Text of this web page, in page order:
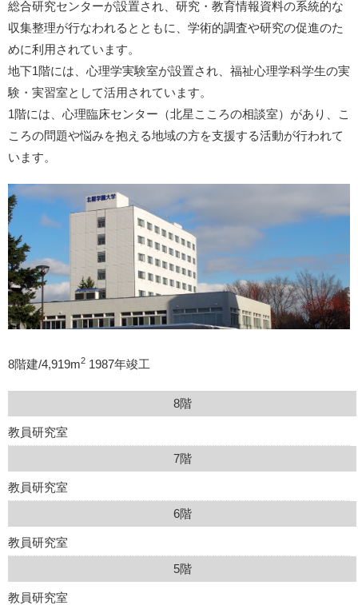
総合研究センターが設置され、研究・教育情報資料の系統的な
収集整理が行なわれるとともに、学術的調査や研究の促進のた
めに利用されています。
地下1階には、心理学実験室が設置され、福祉心理学科学生の実
験・実習室として活用されています。
1階には、心理臨床センター（北星こころの相談室）があり、こ
ころの問題や悩みを抱える地域の方を支援する活動が行われて
います。
8階建/4,919m2 1987年竣工
8階
教員研究室
7階
教員研究室
6階
教員研究室
5階
教員研究室